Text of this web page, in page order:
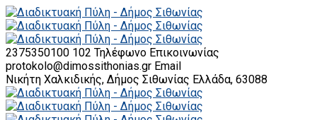
2375350100 102 Τηλέφωνο Επικοινωνίας
protokolo@dimossithonias.gr Email
Νικήτη Χαλκιδικής, Δήμος Σιθωνίας Ελλάδα, 63088